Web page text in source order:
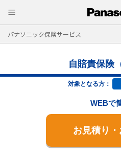
パナソニック保険サービス
自賠責保険
対象となる方：
WEBで
お見積り